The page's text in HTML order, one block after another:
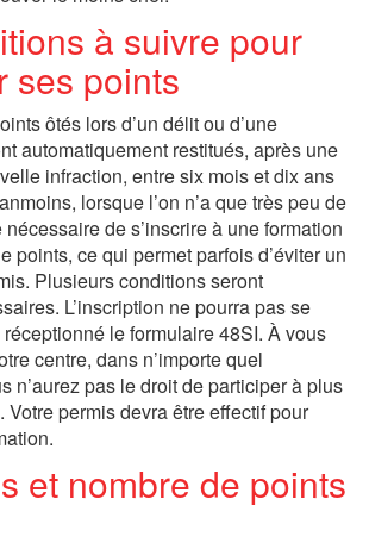
à suivre pour
ses points
ôtés lors d’un délit ou d’une
automatiquement restitués, après une
infraction, entre six mois et dix ans
lorsque l’on n’a que très peu de
de s’inscrire à une formation
points, ce qui permet parfois d’éviter un
Plusieurs conditions seront
L’inscription ne pourra pas se
le formulaire 48SI. À vous
centre, dans n’importe quel
n’aurez pas le droit de participer à plus
Votre permis devra être effectif pour
et nombre de points